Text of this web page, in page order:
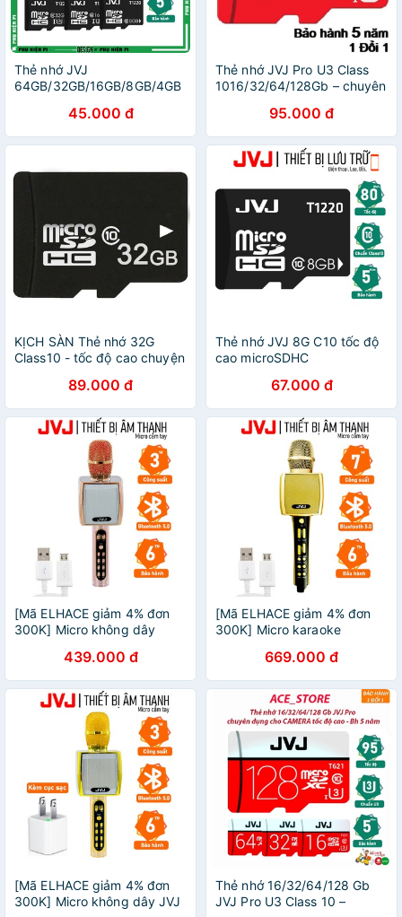
Thẻ nhớ JVJ
64GB/32GB/16GB/8GB/4GB
microSDHC - Bảo hành 5
năm 1 đổi 1
45.000 đ
Thẻ nhớ JVJ Pro U3 Class
1016/32/64/128Gb – chuyên
cao - Bh 5 năm CHÍNH
HÃNG
95.000 đ
KỊCH SÀN Thẻ nhớ 32G
Class10 - tốc độ cao chuyện
Smartphone, loa đài
89.000 đ
Thẻ nhớ JVJ 8G C10 tốc độ
cao microSDHC
67.000 đ
[Mã ELHACE giảm 4% đơn
300K] Micro không dây
- Hỗ trợ ghi âm
439.000 đ
[Mã ELHACE giảm 4% đơn
300K] Micro karaoke
không dây kết nối Điện
thoại, tivi, Nâng giọng tốt
669.000 đ
[Mã ELHACE giảm 4% đơn
300K] Micro không dây JVJ
Thẻ nhớ 16/32/64/128 Gb
JVJ Pro U3 Class 10 –